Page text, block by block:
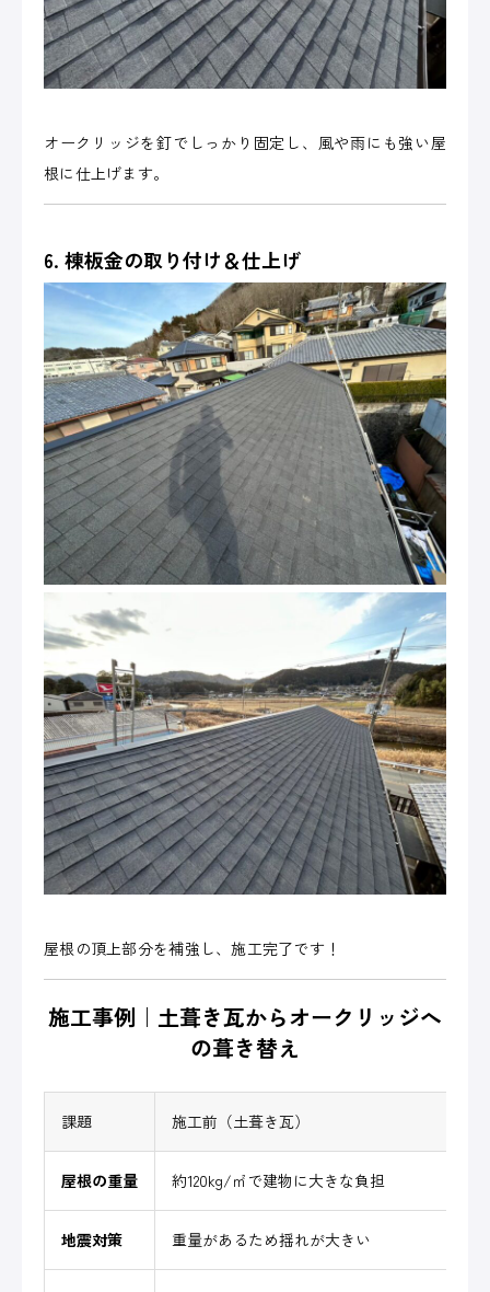
オークリッジを釘でしっかり固定し、風や雨にも強い屋
根に仕上げます。
6. 棟板金の取り付け＆仕上げ
屋根の頂上部分を補強し、施工完了です！
施工事例｜土葺き瓦からオークリッジへ
の葺き替え
課題 施工前（土葺き瓦）
屋根の重量 約120kg/㎡で建物に大きな負担
地震対策 重量があるため揺れが大きい